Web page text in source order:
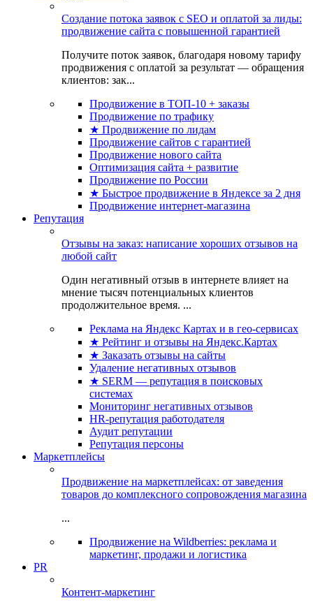
Создание потока заявок с SEO и оплатой за лиды:
продвижение сайта с повышенной гарантией
Получите поток заявок, благодаря новому тарифу
продвижения с оплатой за результат — обращения
клиентов: зак...
Продвижение в ТОП-10 + заказы
Продвижение по трафику
★ Продвижение по лидам
Продвижение сайтов с гарантией
Продвижение нового сайта
Оптимизация сайта + развитие
Продвижение по России
★ Быстрое продвижение в Яндексе за 2 дня
Продвижение интернет-магазина
Репутация
Отзывы на заказ: написание хороших отзывов на
любой сайт
Один негативный отзыв в интернете влияет на
мнение тысяч потенциальных клиентов
продолжительное время. ...
Реклама на Яндекс Картах и в гео-сервисах
★ Рейтинг и отзывы на Яндекс.Картах
★ Заказать отзывы на сайты
Удаление негативных отзывов
★ SERM — репутация в поисковых
системах
Мониторинг негативных отзывов
HR-репутация работодателя
Аудит репутации
Репутация персоны
Маркетплейсы
Продвижение на маркетплейсах: от заведения
товаров до комплексного сопровождения магазина
...
Продвижение на Wildberries: реклама и
маркетинг, продажи и логистика
PR
Контент-маркетинг